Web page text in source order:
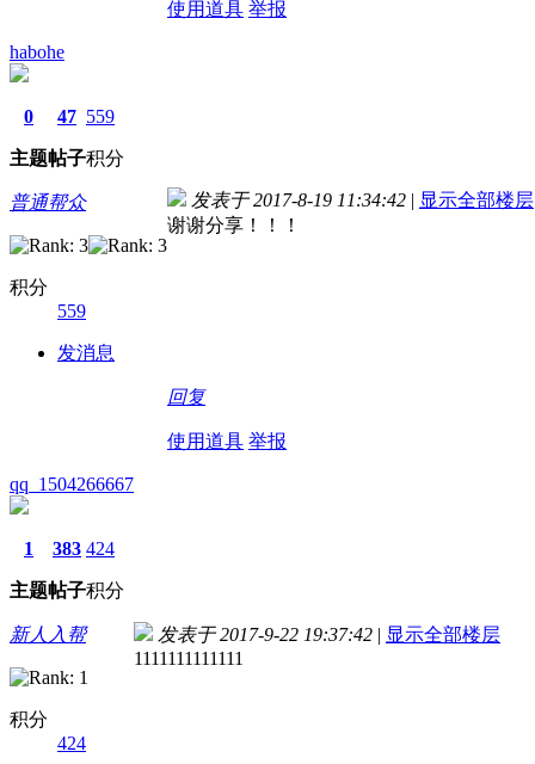
使用道具 举报
habohe
0
主题
47
帖子
559
积分
普通帮众
积分
559
发消息
发表于 2017-8-19 11:34:42 | 显示全部楼层
谢谢分享！！！
回复
使用道具 举报
qq_1504266667
1
主题
383
帖子
424
积分
新人入帮
积分
424
发表于 2017-9-22 19:37:42 | 显示全部楼层
1111111111111